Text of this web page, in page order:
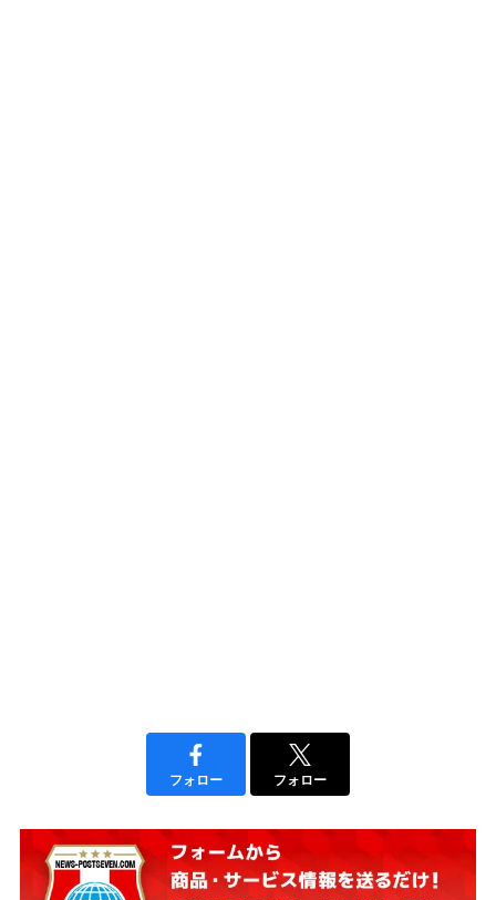
フォロー フォロー